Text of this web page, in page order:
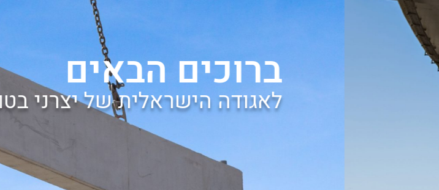
ברוכים הבאים
לאגודה הישראלית של יצרני בטון מובא